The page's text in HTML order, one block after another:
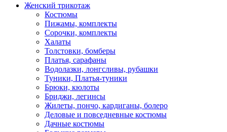
Женский трикотаж
Костюмы
Пижамы, комплекты
Сорочки, комплекты
Халаты
Толстовки, бомберы
Платья, сарафаны
Водолазки, лонгсливы, рубашки
Туники, Платья-туники
Брюки, кюлоты
Бриджи, легинсы
Жилеты, пончо, кардиганы, болеро
Деловые и повседневные костюмы
Дачные костюмы